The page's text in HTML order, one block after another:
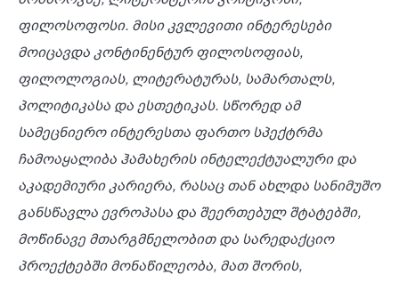
ფილოსოფოსი. მისი კვლევითი ინტერესები
მოიცავდა კონტინენტურ ფილოსოფიას,
ფილოლოგიას, ლიტერატურას, სამართალს,
პოლიტიკასა და ესთეტიკას. სწორედამ
სამეცნიერო ინტერესთა ფართო სპექტრმა
ჩამოაყალიბა ჰამახერის ინტელექტუალური და
აკადემიური კარიერა, რასაც თან ახლდა სანიმუშო
განსწავლა ევროპასა და შეერთებულ შტატებში,
მოწინავე მთარგმნელობით და სარედაქციო
პროექტებში მონაწილეობა, მათ შორის,